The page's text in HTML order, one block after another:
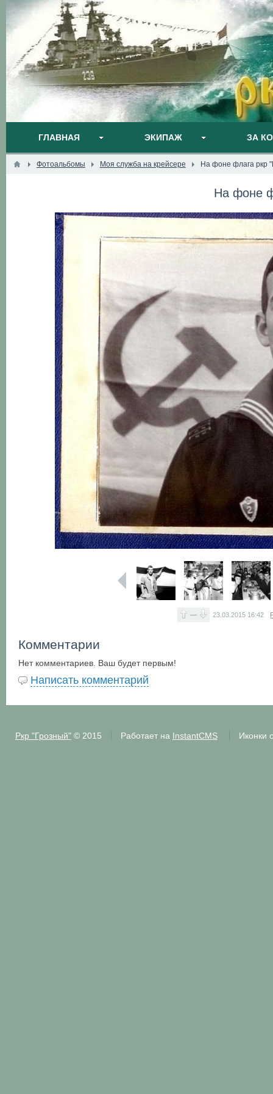
ГЛАВНАЯ ЭКИПАЖ ЗА
Фотоальбомы Моя служба на крейсере На фоне флага ркр
На фоне
— 23.03.2015 16:42
Комментарии
Нет комментариев. Ваш будет первым!
Написать комментарий
Ркр "Грозный"© 2015 Работает на InstantCMS Иконки